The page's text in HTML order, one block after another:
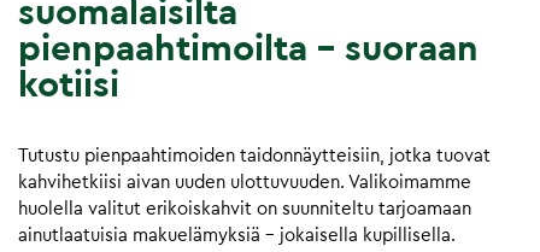
suomalaisilta
pienpaahtimoilta – suoraan
kotiisi
Tutustu pienpaahtimoiden taidonnäytteisiin, jotka tuovat
kahvihetkiisi aivan uuden ulottuvuuden. Valikoimamme
huolella valitut erikoiskahvit on suunniteltu tarjoamaan
ainutlaatuisia makuelämyksiä – jokaisella kupillisella.